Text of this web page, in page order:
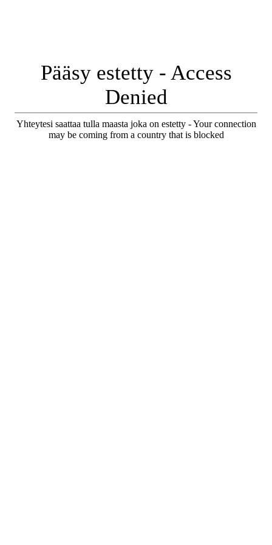
Pääsy estetty - Access
Denied
Yhteytesi saattaa tulla maasta joka on estetty - Your connection
may be coming from a country that is blocked